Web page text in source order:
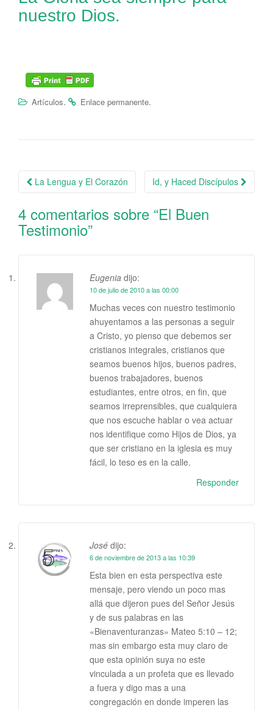
nuestro Dios.
Artículos. Enlace permanente.
Navegación de la entrada
La Lengua y El Corazón Id, y Haced Discípulos
4 comentarios sobre “El Buen
Testimonio”
Eugenia dijo:
10 de julio de 2010 a las 00:00
Muchas veces con nuestro testimonio
ahuyentamos a las personas a seguir
a Cristo, yo pienso que debemos ser
cristianos integrales, cristianos que
seamos buenos hijos, buenos padres,
buenos trabajadores, buenos
estudiantes, entre otros, en fin, que
seamos irreprensibles, que cualquiera
que nos escuche hablar o vea actuar
nos identifique como Hijos de Dios, ya
que ser cristiano en la iglesia es muy
fácil, lo teso es en la calle.
Responder
José dijo:
6 de noviembre de 2013 a las 10:39
Esta bien en esta perspectiva este
mensaje, pero viendo un poco mas
allá que dijeron pues del Señor Jesús
y de sus palabras en las
«Bienaventuranzas» Mateo 5:10 – 12;
mas sin embargo esta muy claro de
que esta opinión suya no este
vinculada a un profeta que es llevado
a fuera y digo mas a una
congregación en donde imperen las